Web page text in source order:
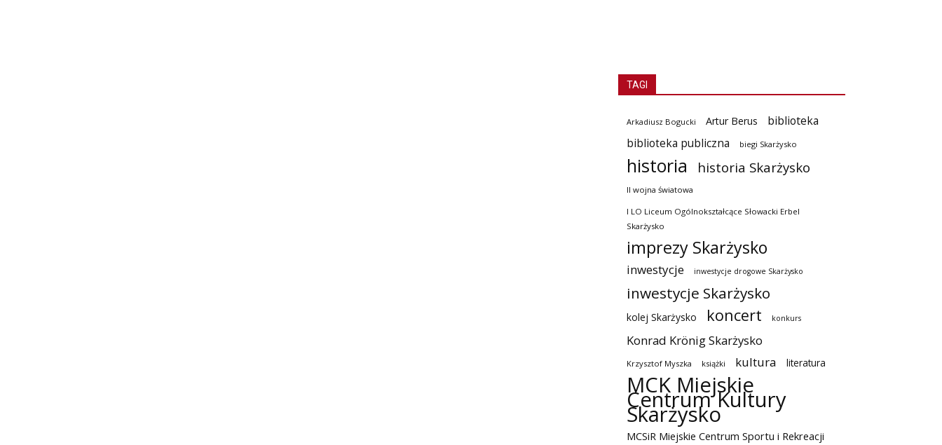
TAGI
Arkadiusz Bogucki Artur Berus
biblioteka
biblioteka publiczna
biegi Skarżysko
historia historia Skarżysko
II wojna światowa
I LO Liceum Ogólnokształcące Słowacki Erbel
Skarżysko
imprezy Skarżysko
inwestycje inwestycje drogowe Skarżysko
inwestycje Skarżysko
kolej Skarżysko koncert konkurs
Konrad Krönig Skarżysko
Krzysztof Myszka książki kultura literatura
MCK Miejskie
Centrum Kultury
Skarżysko
MCSiR Miejskie Centrum Sportu i Rekreacji